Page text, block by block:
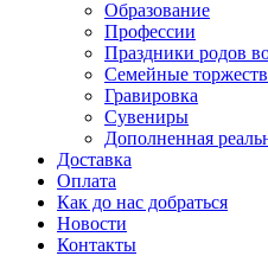
Образование
Профессии
Праздники родов
Семейные
Гравировка
Сувениры
Дополненная
Доставка
Оплата
Как до нас добраться
Новости
Контакты